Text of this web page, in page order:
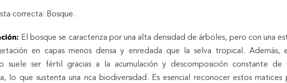
correcta: Bosque.
El bosque se caracteriza por una alta densidad de árboles, pero con una
en capas menos densa y enredada que la selva tropical. Además,
suele ser fértil gracias a la acumulación y descomposición constante de
lo que sustenta una rica biodiversidad. Es esencial reconocer estos matices